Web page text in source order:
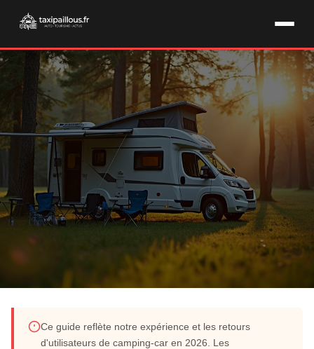
Bien choisir vos accessoires et
Ce guide reflète notre expérience et les retours
d'utilisateurs de camping-car en 2026. Les